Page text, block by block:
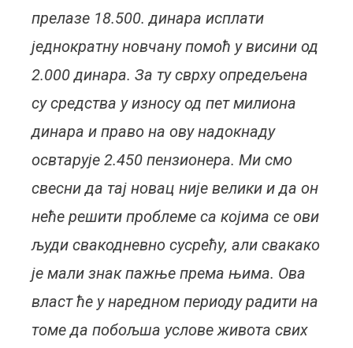
прелазе 18.500. динара исплати
једнократну новчану помоћ у висини од
2.000 динара. За ту сврху опредељена
су средства у износу од пет милиона
динара и право на ову надокнаду
освтарује 2.450 пензионера. Ми смо
свесни да тај новац није велики и да он
неће решити проблеме са којима се ови
људи свакодневно сусрећу, али свакако
је мали знак пажње према њима. Ова
власт ће у наредном периоду радити на
томе да побољша услове живота свих